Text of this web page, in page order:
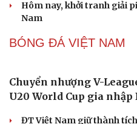
Honda tăng tốc cuộc
với chiến lược phát triển
cơ xăng Skyactiv-Z 2.5L
Ngành ô tô Trung Quốc